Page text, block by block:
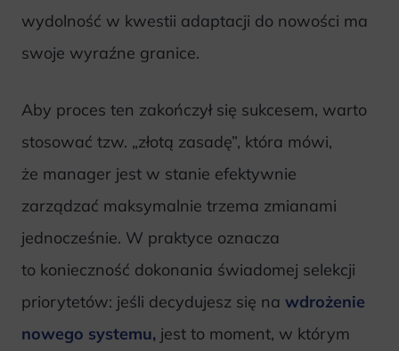
wydolność w kwestii adaptacji do nowości ma
swoje wyraźne granice.
Aby proces ten zakończył się sukcesem, warto
stosować tzw. „złotą zasadę”, która mówi,
że manager jest w stanie efektywnie
zarządzać maksymalnie trzema zmianami
jednocześnie. W praktyce oznacza
to konieczność dokonania świadomej selekcji
priorytetów: jeśli decydujesz się na wdrożenie
nowego systemu, jest to moment, w którym